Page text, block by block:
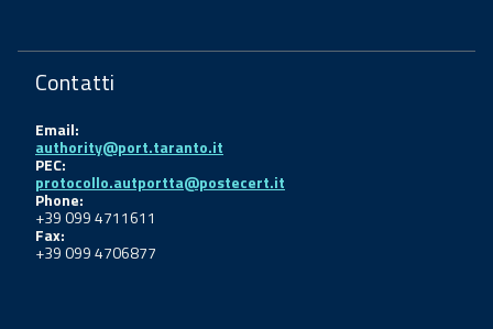
Contatti
Email:
authority@port.taranto.it
PEC:
protocollo.autportta@postecert.it
Phone:
+39 099 4711611
Fax:
+39 099 4706877